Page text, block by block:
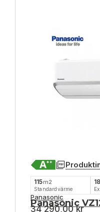
115m2
Standardvärme
Panasonic
Panasonic
34 290,00kr